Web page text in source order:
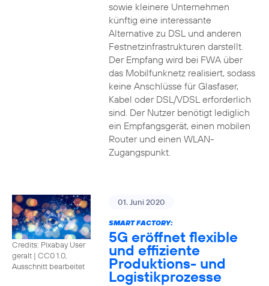
sowie kleinere Unternehmen
künftig eine interessante
Alternative zu DSL und anderen
Festnetzinfrastrukturen darstellt.
Der Empfang wird bei FWA über
das Mobilfunknetz realisiert, sodass
keine Anschlüsse für Glasfaser,
Kabel oder DSL/VDSL erforderlich
sind. Der Nutzer benötigt lediglich
ein Empfangsgerät, einen mobilen
Router und einen WLAN-
Zugangspunkt.
Credits: Pixabay User
geralt | CC0 1.0,
Ausschnitt bearbeitet
01. Juni 2020
SMART FACTORY:
5G eröffnet flexible
und effiziente
Produktions- und
Logistikprozesse